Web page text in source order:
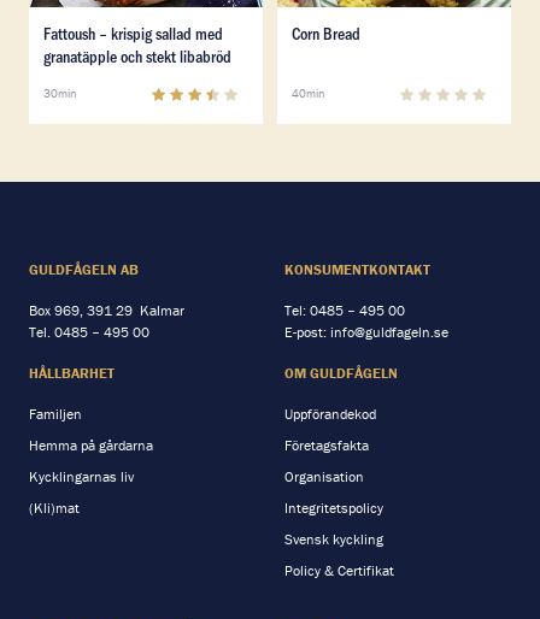
Läs mer om Fattoush – krispig sallad med
Fattoush – krispig sallad med
granatäpple och stekt libabröd
30min
Läs mer om Corn Bread
Corn Bread
40min
GULDFÅGELN AB
Box 969, 391 29 Kalmar
Tel. 0485 – 495 00
KONSUMENTKONTAKT
Tel: 0485 – 495 00
E-post: info@guldfageln.se
HÅLLBARHET
Familjen
Hemma på gårdarna
Kycklingarnas liv
(Kli)mat
OM GULDFÅGELN
Uppförandekod
Företagsfakta
Organisation
Integritetspolicy
Svensk kyckling
Policy & Certifikat